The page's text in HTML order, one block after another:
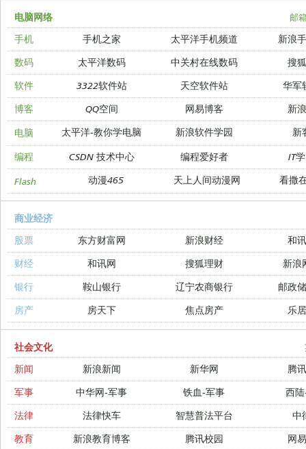
邮
电脑网络
手机
手机之家 太平洋手机频道
新浪
数码
太平洋数码 中关村在线数码
搜
软件
3322软件站 天空软件站
华军
博客
QQ空间 网易博客 新
电脑 太平洋-教你学电脑 新浪软件学园 新
编程 CSDN 技术中心 编程爱好者 IT
Flash 动漫465 天上人间动漫网 看撒
商业经济
股票
东方财富网 新浪财经
和
财经
和讯网 搜狐理财
新浪
银行
鞍山银行 辽宁农商银行
邮政
房产
房天下 焦点房产 乐
社会文化
新闻
新浪新闻 新华网
腾
军事
中华网-军事 铁血-军事
西
法律
法律快车 智慧普法平台
中
教育
新浪教育博客 腾讯校园 网